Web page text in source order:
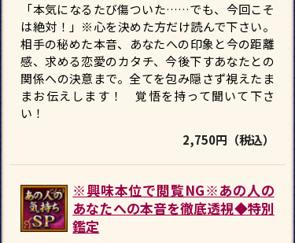
「本気になるたび傷ついた……でも、今回こそ
は絶対！」※心を決めた方だけ読んで下さい。
相手の秘めた本音、あなたへの印象と今の距離
感、求める恋愛のカタチ、今後下すあなたとの
関係への決意まで。全てを包み隠さず視えたま
まお伝えします！ 覚悟を持って聞いて下さ
い！
2,750円（税込）
※興味本位で閲覧NG※あの人の
あなたへの本音を徹底透視◆特別
鑑定